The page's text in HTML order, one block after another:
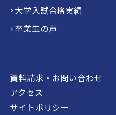
大学入試合格実績
卒業生の声
資料請求・お問い合わせ
アクセス
サイトポリシー